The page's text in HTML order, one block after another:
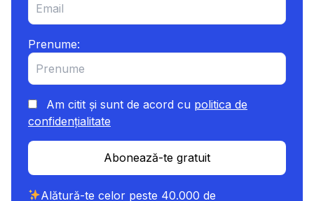
Prenume:
Am citit și sunt de acord cu politica de
confidențialitate
Abonează-te gratuit
Alătură-te celor peste 40.000 de